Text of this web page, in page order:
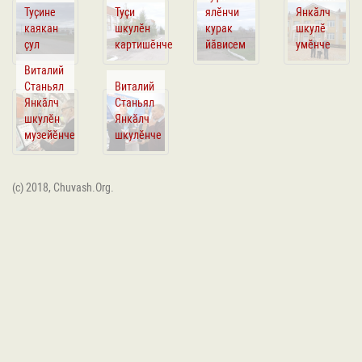
Туҫине
каякан
ҫул
Туҫи
шкулӗн
картишӗнче
ялӗнчи
курак
йӑвисем
Янкӑлч
шкулӗ
умӗнче
Виталий
Станьял
Янкӑлч
шкулӗн
музейӗнче
Виталий
Станьял
Янкӑлч
шкулӗнче
(c) 2018, Chuvash.Org.